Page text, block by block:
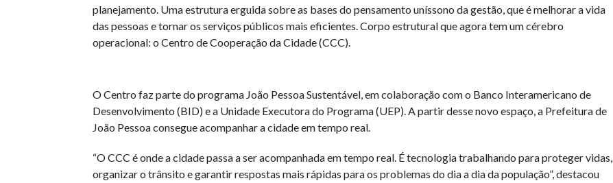
planejamento. Uma estrutura erguida sobre as bases do pensamento uníssono da gestão, que é melhorar a vida
das pessoas e tornar os serviços públicos mais eficientes. Corpo estrutural que agora tem um cérebro
operacional: o Centro de Cooperação da Cidade (CCC).
O Centro faz parte do programa João Pessoa Sustentável, em colaboração com o Banco Interamericano de
Desenvolvimento (BID) e a Unidade Executora do Programa (UEP). A partir desse novo espaço, a Prefeitura de
João Pessoa consegue acompanhar a cidade em tempo real.
“O CCC é onde a cidade passa a ser acompanhada em tempo real. É tecnologia trabalhando para proteger vidas,
organizar o trânsito e garantir respostas mais rápidas para os problemas do dia a dia da população”, destacou